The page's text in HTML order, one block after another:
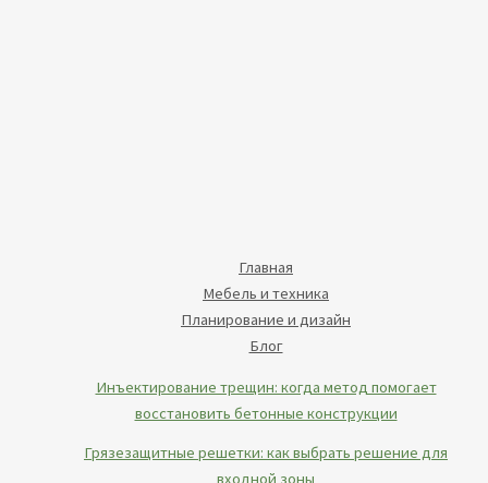
Главная
Мебель и техника
Планирование и дизайн
Блог
Инъектирование трещин: когда метод помогает
восстановить бетонные конструкции
Грязезащитные решетки: как выбрать решение для
входной зоны